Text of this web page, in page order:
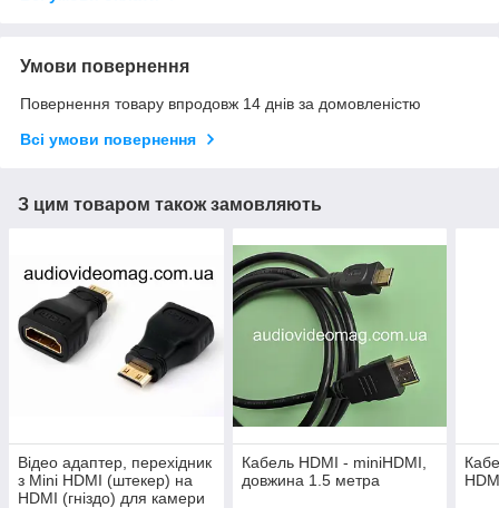
Умови повернення
Повернення товару впродовж 14 днів за домовленістю
Всі умови повернення
З цим товаром також замовляють
Відео адаптер, перехідник
з Mini HDMI (штекер) на
HDMI (гніздо) для камери
Кабель HDMI - miniHDMI,
довжина 1.5 метра